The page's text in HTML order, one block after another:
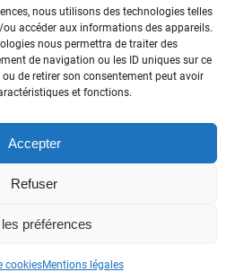
nous utilisons des technologies telles
accéder aux informations des appareils.
nous permettra de traiter des
de navigation ou les ID uniques sur ce
de retirer son consentement peut avoir
et fonctions.
Accepter
Refuser
préférences
cookiesMentions légales
Tourisme
nationale des organismes
de tourisme
Données personnelles